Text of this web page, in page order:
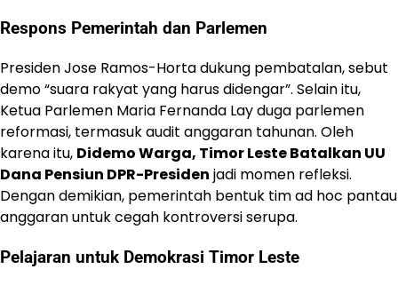
Respons Pemerintah dan Parlemen
Presiden Jose Ramos-Horta dukung pembatalan, sebut
demo “suara rakyat yang harus didengar”. Selain itu,
Ketua Parlemen Maria Fernanda Lay duga parlemen
reformasi, termasuk audit anggaran tahunan. Oleh
karena itu, Didemo Warga, Timor Leste Batalkan UU
Dana Pensiun DPR-Presiden jadi momen refleksi.
Dengan demikian, pemerintah bentuk tim ad hoc pantau
anggaran untuk cegah kontroversi serupa.
Pelajaran untuk Demokrasi Timor Leste